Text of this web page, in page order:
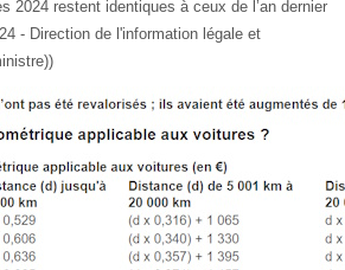
2024 restent identiques à ceux de l’an dernier
- Direction de l'information légale et